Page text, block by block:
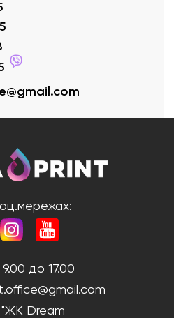
до 17.00
"ЖК Dream